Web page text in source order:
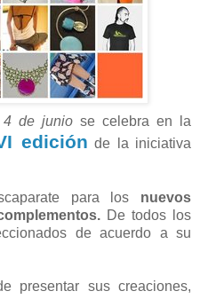
de juniose celebra en la
edición de la iniciativa
para los nuevos
De todos los
de acuerdo a su
presentar sus creaciones,